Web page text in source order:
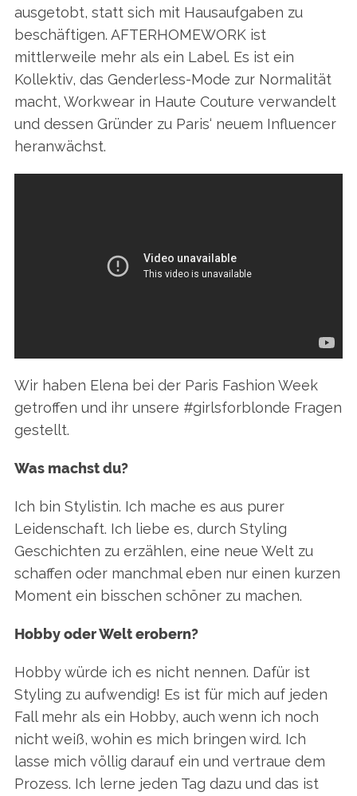
ausgetobt, statt sich mit Hausaufgaben zu
beschäftigen. AFTERHOMEWORK ist
mittlerweile mehr als ein Label. Es ist ein
Kollektiv, das Genderless-Mode zur Normalität
macht, Workwear in Haute Couture verwandelt
und dessen Gründer zu Paris‘ neuem Influencer
heranwächst.
Wir haben Elena bei der Paris Fashion Week
getroffen und ihr unsere #girlsforblonde Fragen
gestellt.
Was machst du?
Ich bin Stylistin. Ich mache es aus purer
Leidenschaft. Ich liebe es, durch Styling
Geschichten zu erzählen, eine neue Welt zu
schaffen oder manchmal eben nur einen kurzen
Moment ein bisschen schöner zu machen.
Hobby oder Welt erobern?
Hobby würde ich es nicht nennen. Dafür ist
Styling zu aufwendig! Es ist für mich auf jeden
Fall mehr als ein Hobby, auch wenn ich noch
nicht weiß, wohin es mich bringen wird. Ich
lasse mich völlig darauf ein und vertraue dem
Prozess. Ich lerne jeden Tag dazu und das ist